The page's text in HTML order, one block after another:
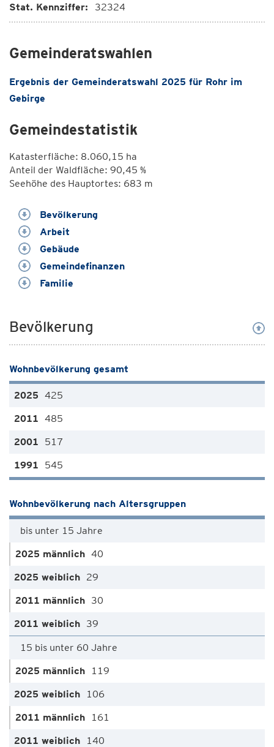
Stat. Kennziffer: 32324
Gemeinderatswahlen
Ergebnis der Gemeinderatswahl 2025 für Rohr im
Gebirge
Gemeindestatistik
Katasterfläche: 8.060,15 ha
Anteil der Waldfläche: 90,45 %
Seehöhe des Hauptortes: 683 m
Bevölkerung
Arbeit
Gebäude
Gemeindefinanzen
Familie
Bevölkerung
Wohnbevölkerung gesamt
425
485
517
545
Wohnbevölkerung nach Altersgruppen
bis unter 15 Jahre
40
29
30
39
15 bis unter 60 Jahre
119
106
161
140